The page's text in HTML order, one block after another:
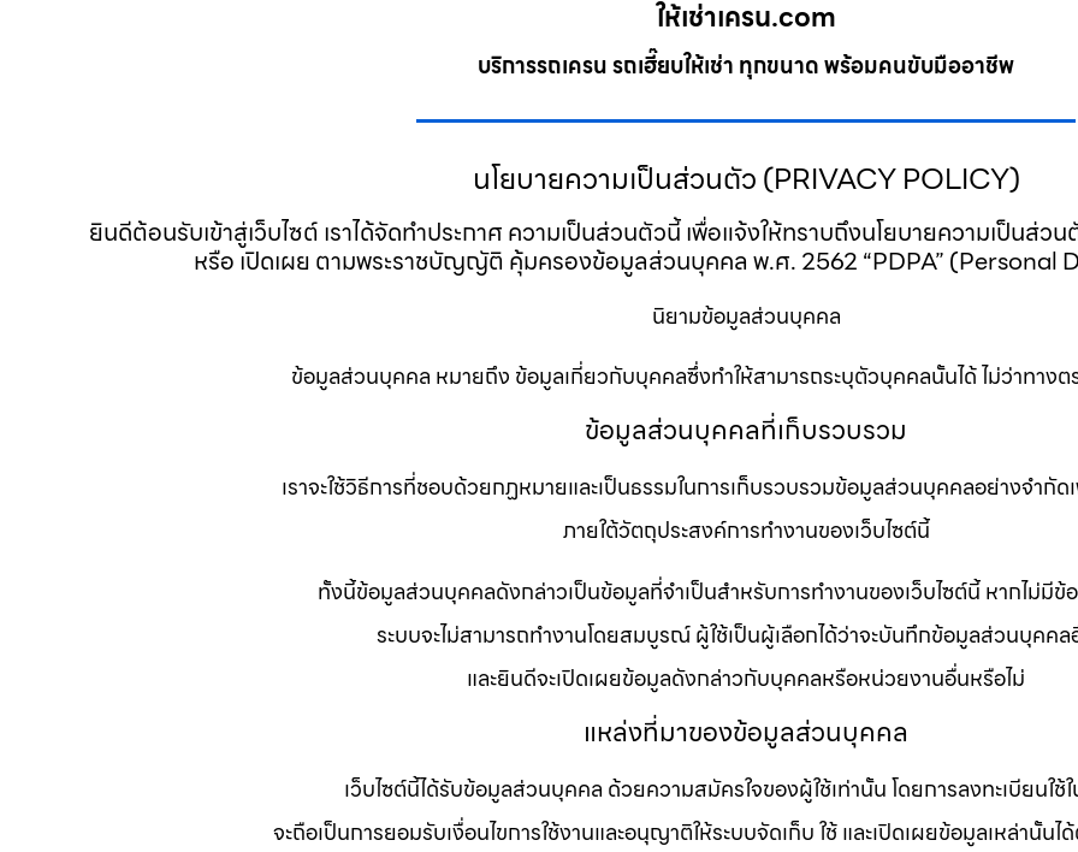
ให้เช่าเครน.com
บริการรถเครน รถเฮี๊ยบให้เช่า ทุกขนาด พร้อมคนขับมืออาชีพ
นโยบายความเป็นส่วนตัว (PRIVACY POLICY)
ยินดีต้อนรับเข้าสู่เว็บไซต์ เราได้จัดทำประกาศ ความเป็นส่วนตัวนี้ เพื่อแจ้งให้ทราบถึงนโยบายความเป็นส่ว
หรือ เปิดเผย ตามพระราชบัญญัติ คุ้มครองข้อมูลส่วนบุคคล พ.ศ. 2562 “PDPA”
นิยามข้อมูลส่วนบุคคล
ข้อมูลส่วนบุคคล หมายถึง ข้อมูลเกี่ยวกับบุคคลซึ่งทำให้สามารถระบุตัวบุคคลนั้นได้ ไม่ว่าทาง
ข้อมูลส่วนบุคคลที่เก็บรวบรวม
เราจะใช้วิธีการที่ชอบด้วยกฏหมายและเป็นธรรมในการเก็บรวบรวมข้อมูลส่วนบุคคลอย่างจำกัด
ภายใต้วัตถุประสงค์การทำงานของเว็บไซต์นี้
ทั้งนี้ข้อมูลส่วนบุคคลดังกล่าวเป็นข้อมูลที่จำเป็นสำหรับการทำงานของเว็บไซต์นี้ หากไม่มีข้
ระบบจะไม่สามารถทำงานโดยสมบูรณ์ ผู้ใช้เป็นผู้เลือกได้ว่าจะบันทึกข้อมูลส่วนบุคคล
และยินดีจะเปิดเผยข้อมูลดังกล่าวกับบุคคลหรือหน่วยงานอื่นหรือไม่
แหล่งที่มาของข้อมูลส่วนบุคคล
เว็บไซต์นี้ได้รับข้อมูลส่วนบุคคล ด้วยความสมัครใจของผู้ใช้เท่านั้น โดยการลงทะเบียนใช้ใ
จะถือเป็นการยอมรับเงื่อนไขการใช้งานและอนุญาติให้ระบบจัดเก็บ ใช้ และเปิดเผยข้อมูลเหล่านั้น